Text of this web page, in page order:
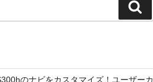
索
のナビをカスタマイズ！ユーザーカ